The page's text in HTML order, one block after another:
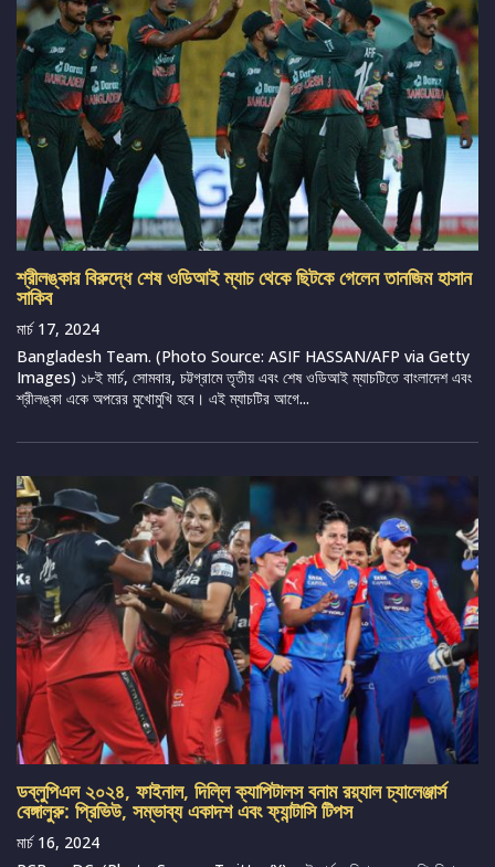
শ্রীলঙ্কার বিরুদ্ধে শেষ ওডিআই ম্যাচ থেকে ছিটকে গেলেন তানজিম হাসান
সাকিব
মার্চ 17, 2024
Bangladesh Team. (Photo Source: ASIF HASSAN/AFP via Getty
Images) ১৮ই মার্চ, সোমবার, চট্টগ্রামে তৃতীয় এবং শেষ ওডিআই ম্যাচটিতে বাংলাদেশ এবং
শ্রীলঙ্কা একে অপরের মুখোমুখি হবে। এই ম্যাচটির আগে...
ডব্লুপিএল ২০২৪, ফাইনাল, দিল্লি ক্যাপিটালস বনাম রয়্যাল চ্যালেঞ্জার্স
বেঙ্গালুরু: প্রিভিউ, সম্ভাব্য একাদশ এবং ফ্যান্টাসি টিপস
মার্চ 16, 2024